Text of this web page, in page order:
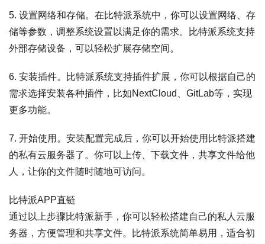
5. 设置网络和存储。在比特派系统中，你可以设置网络、存
储等参数，调整系统设置以满足你的需求。比特派系统支持
外部存储设备，可以轻松扩展存储空间。
6. 安装插件。比特派系统支持插件扩展，你可以根据自己的
需求选择安装各种插件，比如NextCloud、GitLab等，实现
更多功能。
7. 开始使用。安装配置完成后，你可以开始使用比特派搭建
的私有云服务器了。你可以上传、下载文件，共享文件给他
人，让你的文件随时随地可访问。
比特派APP直链
通过以上步骤比特派新手，你可以轻松搭建自己的私人云服
务器，方便管理和共享文件。比特派系统简单易用，适合初